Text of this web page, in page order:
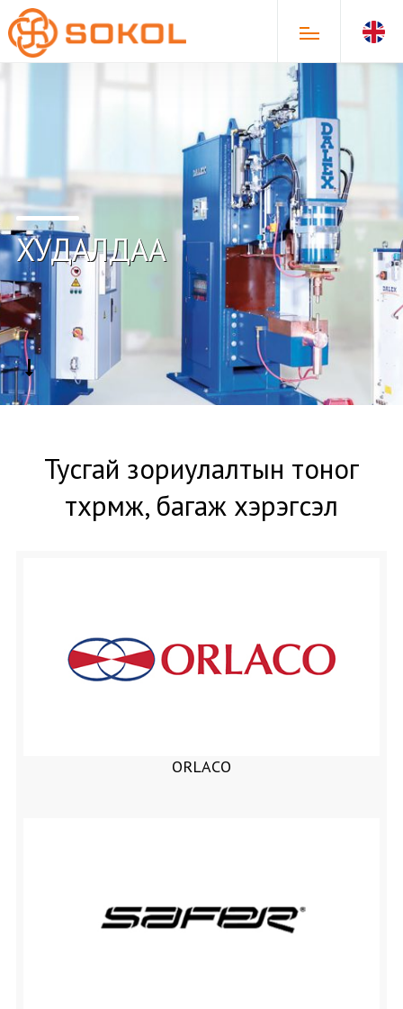
ХУДАЛДАА
Тусгай зориулалтын тоног
төхөөрөмж, багаж хэрэгсэл
ORLACO